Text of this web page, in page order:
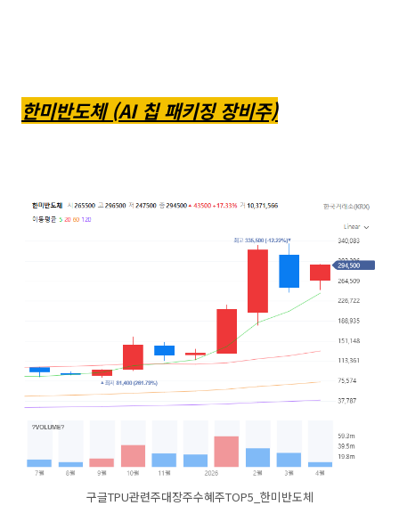
한미반도체 (AI 칩 패키징 장비주)
구글TPU관련주대장주수혜주TOP5_한미반도체